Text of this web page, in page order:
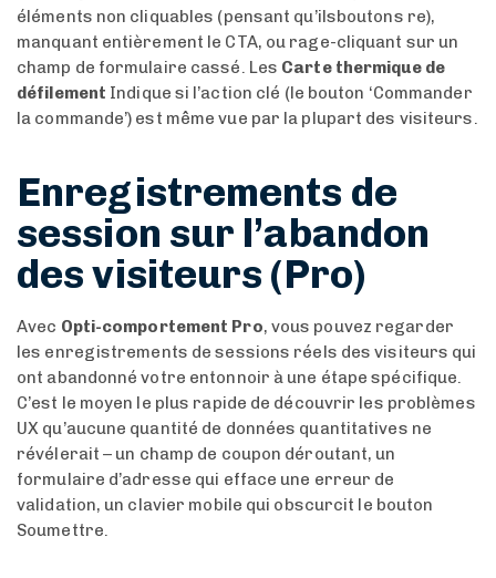
éléments non cliquables (pensant qu’ilsboutons re),
manquant entièrement le CTA, ou rage-cliquant sur un
champ de formulaire cassé. Les Carte thermique de
défilement Indique si l’action clé (le bouton ‘Commander
la commande’) est même vue par la plupart des visiteurs.
Enregistrements de
session sur l’abandon
des visiteurs (Pro)
Avec Opti-comportement Pro, vous pouvez regarder
les enregistrements de sessions réels des visiteurs qui
ont abandonné votre entonnoir à une étape spécifique.
C’est le moyen le plus rapide de découvrir les problèmes
UX qu’aucune quantité de données quantitatives ne
révélerait – un champ de coupon déroutant, un
formulaire d’adresse qui efface une erreur de
validation, un clavier mobile qui obscurcit le bouton
Soumettre.